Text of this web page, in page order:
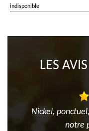
indisponible
LES
Nickel,
notre